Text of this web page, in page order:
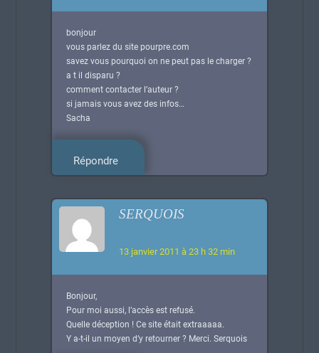
bonjour
vous parlez du site pourpre.com
savez vous pourquoi on ne peut pas le charger ?
a t il disparu ?
comment contacter l’auteur ?
si jamais vous avez des infos…
Sacha
Répondre
SERQUOIS
13 janvier 2011 à 23 h 32 min
Bonjour,
Pour moi aussi, l’accès est refusé.
Quelle déception ! Ce site était extraaaaa.
Y a-t-il un moyen d’y retourner ? Merci. Serquois